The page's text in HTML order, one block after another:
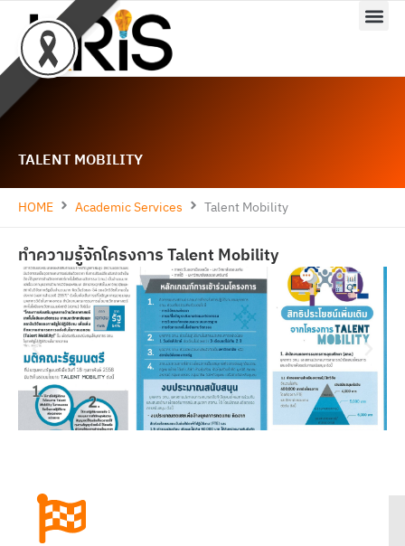
content
TALENT MOBILITY
HOME Academic Services Talent Mobility
ทำความรู้จักโครงการ Talent Mobility